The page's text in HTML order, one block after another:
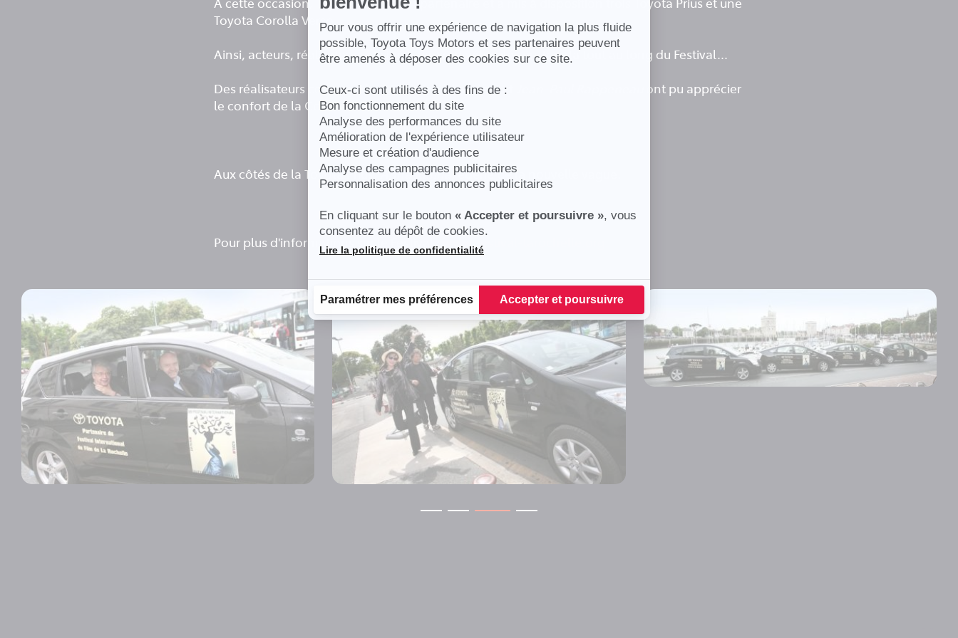
Pour vous offrir une expérience de navigation la plus fluide
possible, Toyota Toys Motors et ses partenaires peuvent
être amenés à déposer des cookies sur ce site.
Ceux-ci sont utilisés à des fins de :
Bon fonctionnement du site
Analyse des performances du site
Amélioration de l'expérience utilisateur
Mesure et création d'audience
Analyse des campagnes publicitaires
Personnalisation des annonces publicitaires
En cliquant sur le bouton « Accepter et poursuivre », vous
consentez au dépôt de cookies.
Plateforme de Gestion du Consentement : Personnalisez vos Options
Lire la politique de confidentialité
Paramétrer mes préférences Accepter et poursuivre
Axeptio consent
Toyota Corolla Verso.
Ainsi, acteurs, réalisateurs et cinéastes sont véhiculés en Toyota tout au long du Festival...
Des réalisateurs commeAlain Cavalier(à l'arrière) et
ont pu apprécier
le confort de la Corolla Verso.
Aux côtés de la Toyota Prius,Anna Karina , égérie de la nouvelle vague.
Pour plus d'informations sur le Festival :